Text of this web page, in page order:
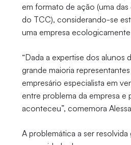
em formato de ação (uma
do TCC), considerando-se
uma empresa
“Dada a expertise dos alunos
grande maioria
empresário especialista em
entre problema da empresa e
aconteceu”, comemora
A problemática a ser